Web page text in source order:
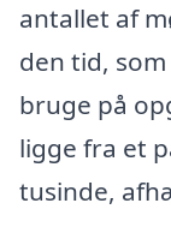
antallet af
den tid,
bruge på
ligge fra et
tusinde,